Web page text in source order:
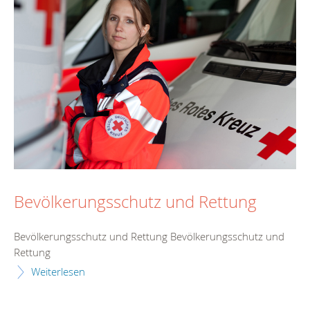
Bevölkerungsschutz und Rettung
Bevölkerungsschutz und Rettung Bevölkerungsschutz und
Rettung
Weiterlesen